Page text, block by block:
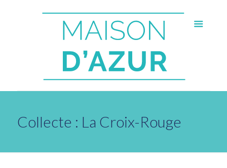
Collecte : La Croix-Rouge